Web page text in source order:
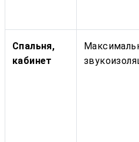
Спальня,
кабинет